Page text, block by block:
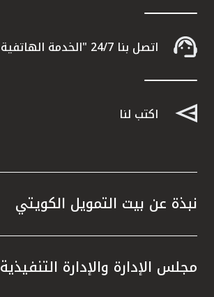
مواقع الفروع وأجهزة الصرف الآلي
ألمانيا
ماليزيا
اتصل بنا 24/7 "الخدمة الهاتفية" 1803333
اكتب لنا
نبذة عن بيت التمويل الكويتي
مجلس الإدارة والإدارة التنفيذية